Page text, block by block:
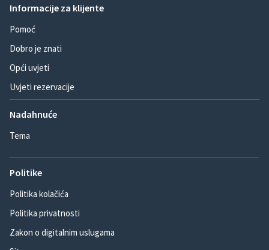
Informacije za klijente
Pomoć
Dobro je znati
Opći uvjeti
Uvjeti rezervacije
Nadahnuće
Tema
Politike
Politika kolačića
Politika privatnosti
Zakon o digitalnim uslugama